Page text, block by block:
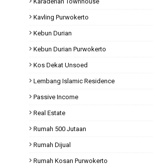
Kavling Purwokerto
Kebun Durian
Kebun Durian Purwokerto
Kos Dekat Unsoed
Lembang Islamic Residence
Passive Income
Real Estate
Rumah 500 Jutaan
Rumah Dijual
Rumah Kosan Purwokerto